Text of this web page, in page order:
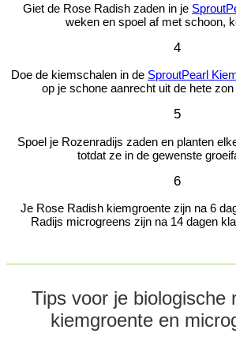
Giet de Rose Radish zaden in je
weken en spoel af met schoon,
4
Doe de kiemschalen in de SproutPearl
op je schone aanrecht uit de hete
5
Spoel je Rozenradijs zaden en planten
totdat ze in de gewenste
6
Je Rose Radish kiemgroente zijn na 6
Radijs microgreens zijn na 14 dagen
Tips voor je biologische
kiemgroente en